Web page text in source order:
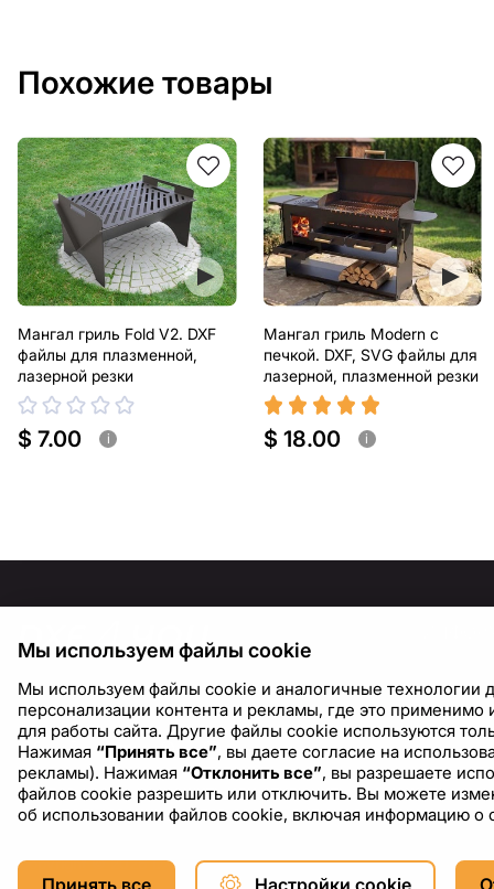
Похожие товары
Мангал гриль Fold V2. DXF
файлы для плазменной,
лазерной резки
$ 7.00 i
Мангал гриль Modern с
печкой. DXF, SVG файлы для
лазерной, плазменной резки
$ 18.00 i
Блог
Copyright © 2026 DXF4YOU.
Мы используем файлы cookie
Мы используем файлы cookie и аналогичные технологии
персонализации контента и рекламы, где это
для работы сайта. Другие файлы cookie используются
Нажимая “Принять все”, вы даете согласие на
рекламы). Нажимая “Отклонить все”, вы разрешаете
файлов cookie разрешить или отключить. Вы можете
об использовании файлов cookie, включая информацию о
Принять все Настройки cookie